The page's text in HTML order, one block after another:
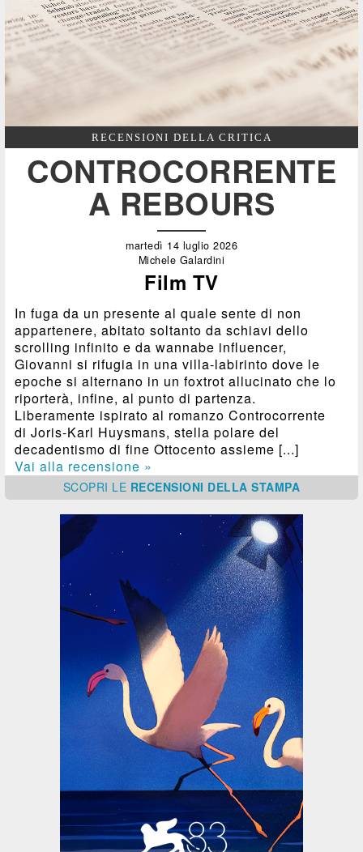
RECENSIONI DELLA CRITICA
CONTROCORRENTE
A REBOURS
martedì 14 luglio 2026
Michele Galardini
Film TV
In fuga da un presente al quale sente di non
appartenere, abitato soltanto da schiavi dello
scrolling infinito e da wannabe influencer,
Giovanni si rifugia in una villa-labirinto dove le
epoche si alternano in un foxtrot allucinato che lo
riporterà, infine, al punto di partenza.
Liberamente ispirato al romanzo Controcorrente
di Joris-Karl Huysmans, stella polare del
decadentismo di fine Ottocento assieme [...]
Vai alla recensione »
SCOPRI LE RECENSIONI DELLA STAMPA